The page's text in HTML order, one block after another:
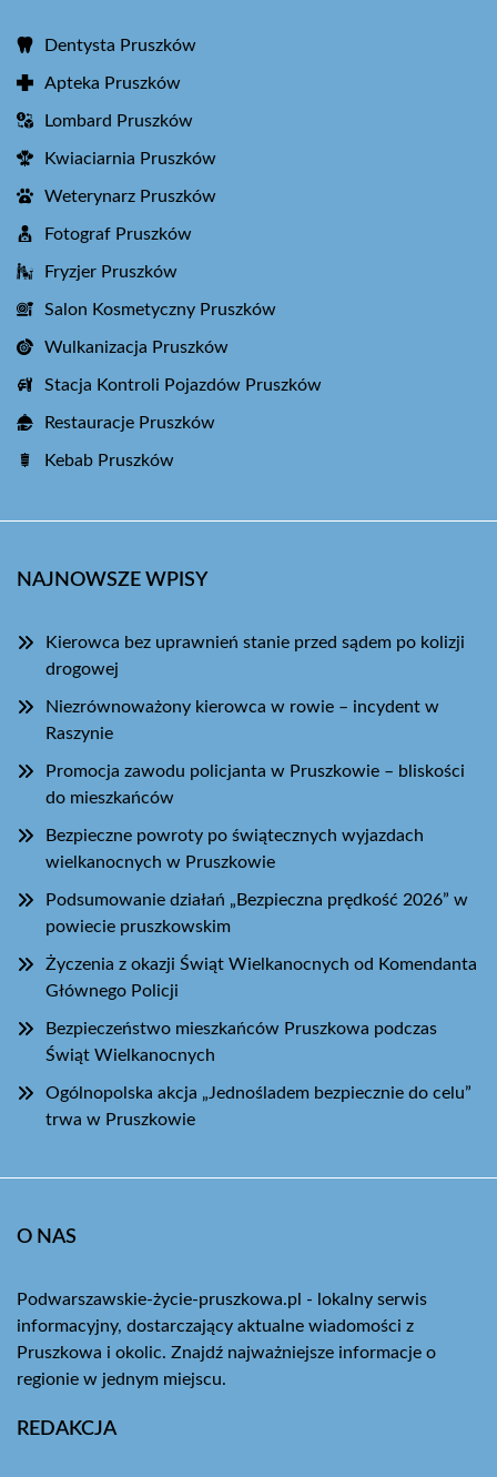
Dentysta Pruszków
Apteka Pruszków
Lombard Pruszków
Kwiaciarnia Pruszków
Weterynarz Pruszków
Fotograf Pruszków
Fryzjer Pruszków
Salon Kosmetyczny Pruszków
Wulkanizacja Pruszków
Stacja Kontroli Pojazdów Pruszków
Restauracje Pruszków
Kebab Pruszków
NAJNOWSZE WPISY
Kierowca bez uprawnień stanie przed sądem po kolizji
drogowej
Niezrównoważony kierowca w rowie – incydent w
Raszynie
Promocja zawodu policjanta w Pruszkowie – bliskości
do mieszkańców
Bezpieczne powroty po świątecznych wyjazdach
wielkanocnych w Pruszkowie
Podsumowanie działań „Bezpieczna prędkość 2026” w
powiecie pruszkowskim
Życzenia z okazji Świąt Wielkanocnych od Komendanta
Głównego Policji
Bezpieczeństwo mieszkańców Pruszkowa podczas
Świąt Wielkanocnych
Ogólnopolska akcja „Jednośladem bezpiecznie do celu”
trwa w Pruszkowie
O NAS
Podwarszawskie-życie-pruszkowa.pl - lokalny serwis
informacyjny, dostarczający aktualne wiadomości z
Pruszkowa i okolic. Znajdź najważniejsze informacje o
regionie w jednym miejscu.
REDAKCJA